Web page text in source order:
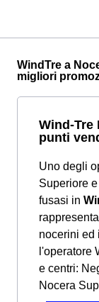
WindTre a
migliori
Wind-Tre
punti
Uno degli
Superiore
fusasi in
nocerini ed
l'operatore
e centri:
Nocera